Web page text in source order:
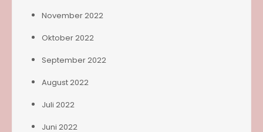
November 2022
Oktober 2022
September 2022
August 2022
Juli 2022
Juni 2022